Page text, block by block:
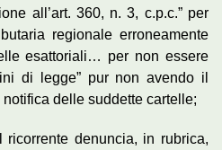
all’art. 360, n. 3, c.p.c.” per
regionale erroneamente
esattoriali… per non essere
di legge” pur non avendo il
delle suddette cartelle;
denuncia, in rubrica,